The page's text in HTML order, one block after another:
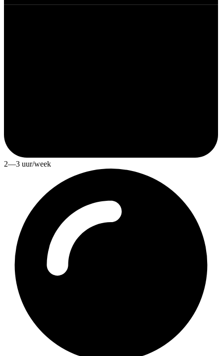
2—3 uur/week